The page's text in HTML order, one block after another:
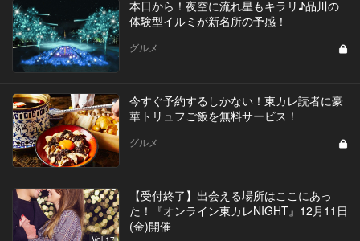
本日から！夜空に流れ星もキラリ♪品川の
体験型イルミが新名所の予感！
グルメ
今すぐ予約するしかない！東カレ読者に豪
華トリュフご飯を無料サービス！
グルメ
【受付終了】出会える場所はここにあっ
た！『オンライン東カレNIGHT』12月11日
(金)開催